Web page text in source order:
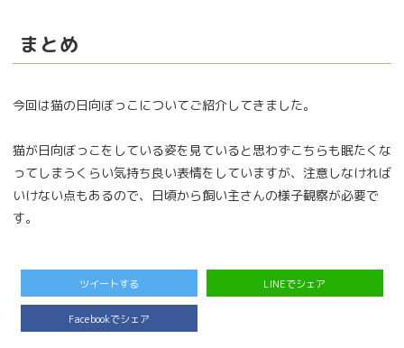
まとめ
今回は猫の日向ぼっこについてご紹介してきました。
猫が日向ぼっこをしている姿を見ていると思わずこちらも眠たくな
ってしまうくらい気持ち良い表情をしていますが、注意しなければ
いけない点もあるので、日頃から飼い主さんの様子観察が必要で
す。
ツイートする LINEでシェア
Facebookでシェア